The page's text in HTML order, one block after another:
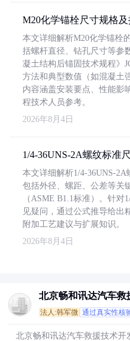
M20化学锚栓尺寸规格
本文详细解析M20化学锚栓
括螺杆直径、钻孔尺寸等参
凝土结构后锚固技术规程》
方法和典型数值（如混凝土
内容涵盖安装要点、性能影
程技术人员参考。
2026年8月4日
1/4-36UNS-2A螺纹标准
本文详细解析1/4-36UNS-2A
包括外径、螺距、公差等关
（ASME B1.1标准）。针对
见疑问，通过公式推导给出
附加工艺建议与扩展知识。
2026年8月4日
北京畅和讯达汽车救
公司
法人:韩军微 通过真实性核
北京畅和讯达汽车救援技术开